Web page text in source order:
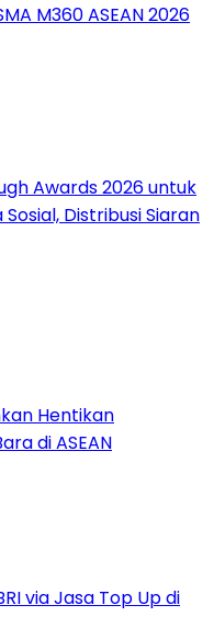
M360 ASEAN 2026
Awards 2026 untuk
Distribusi Siaran
Hentikan
di ASEAN
via Jasa Top Up di